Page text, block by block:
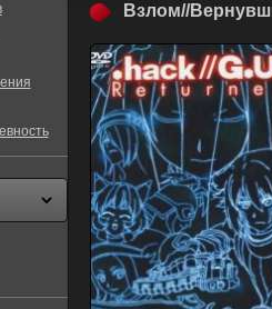
Взлом//